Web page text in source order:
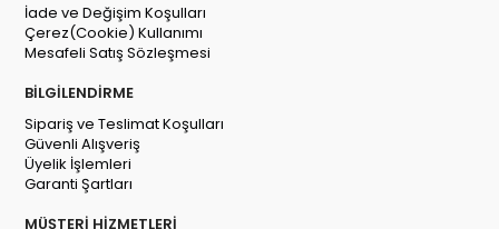
İade ve Değişim Koşulları
Çerez(Cookie) Kullanımı
Mesafeli Satış Sözleşmesi
BİLGİLENDİRME
Sipariş ve Teslimat Koşulları
Güvenli Alışveriş
Üyelik İşlemleri
Garanti Şartları
MÜŞTERİ HİZMETLERİ